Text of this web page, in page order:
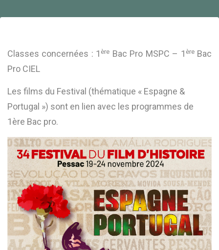
Classes concernées : 1 ère Bac Pro MSPC – 1 èreBac
Pro CIEL
Les films du Festival (thématique « Espagne &
Portugal ») sont en lien avec les programmes de
1ère Bac pro.